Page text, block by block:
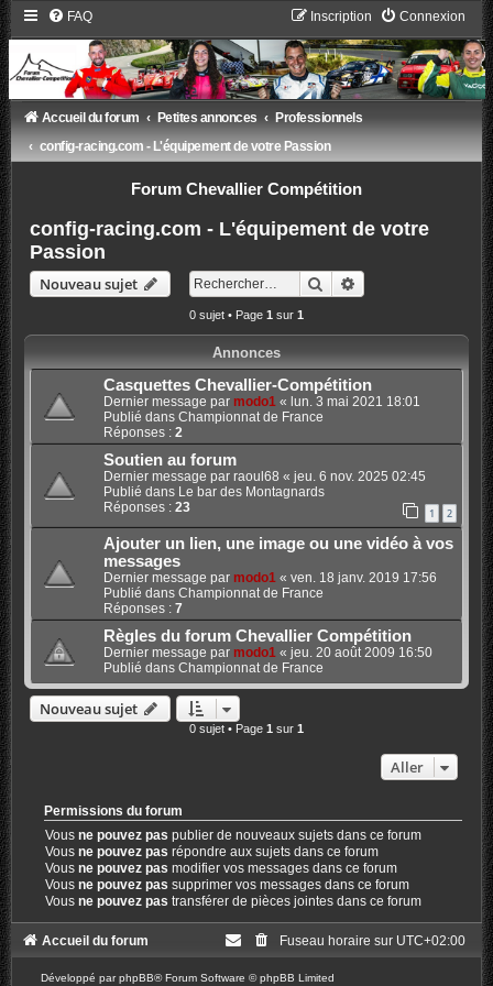
FAQ Connexion
Inscription
Accueil du forum Petites annonces
Professionnels
config-racing.com - L'équipement de votre Passion
Forum Chevallier Compétition
config-racing.com - L'équipement de votre
Passion
Nouveau sujet RechercherRecherche avancée
0 sujet • Page 1 sur 1
Annonces
Casquettes Chevallier-Compétition
Dernier message par modo1« lun. 3 mai 2021 18:01
Publié dans Championnat de France
Réponses : 2
Soutien au forum
Dernier message par raoul68 « jeu. 6 nov. 2025 02:45
Publié dans Le bar des Montagnards
Réponses : 23 1 2
Ajouter un lien, une image ou une vidéo à vos
messages
Dernier message par modo1 « ven. 18 janv. 2019 17:56
Publié dans Championnat de France
Réponses : 7
Règles du forum Chevallier Compétition
Dernier message par modo1 « jeu. 20 août 2009 16:50
Publié dans Championnat de France
Nouveau sujet
0 sujet • Page 1 sur 1
Aller
Permissions du forum
Vousne pouvez pas publier de nouveaux sujets dans ce forum
Vousne pouvez pas répondre aux sujets dans ce forum
Vousne pouvez pas modifier vos messages dans ce forum
Vousne pouvez pas supprimer vos messages dans ce forum
Vousne pouvez pas transférer de pièces jointes dans ce forum
Accueil du forum Fuseau horaire sur UTC+02:00
Développé parphpBB® Forum Software © phpBB Limited